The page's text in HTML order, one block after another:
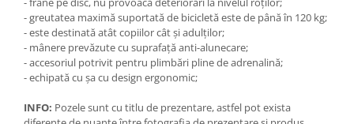
- greutatea maximă suportată de bicicletă este de până în 120 kg;
- este destinată atât copiilor cât și adulților;
- mânere prevăzute cu suprafață anti-alunecare;
- accesoriul potrivit pentru plimbări pline de adrenalină;
- echipată cu șa cu design ergonomic;
INFO: Pozele sunt cu titlu de prezentare, astfel pot exista